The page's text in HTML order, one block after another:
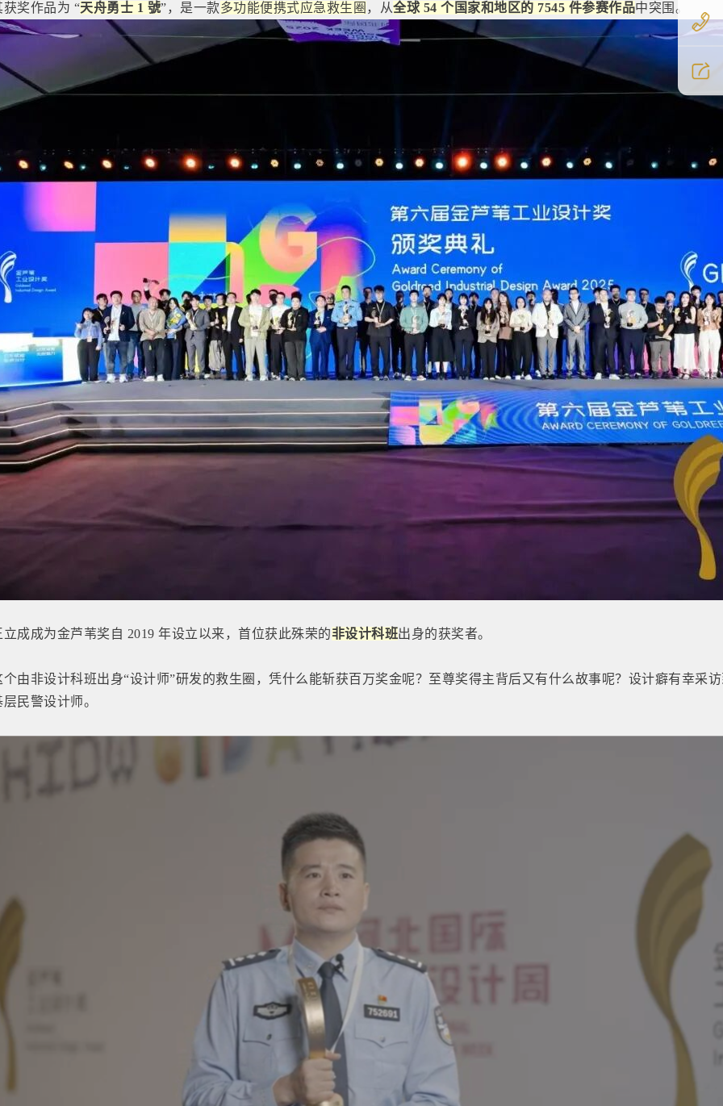
获奖作品为 “天舟勇士 1 號”，是一款多功能便携式应急救生圈 ，从全球 54 个国家和地区的 7545 件参赛作品中突围。
立成成为金芦苇奖自 2019 年设立以来，首位获此殊荣的非设计科班出身的获奖者。
个由非设计科班出身“设计师”研发的救生圈，凭什么能斩获百万奖金呢？至尊奖得主背后又有什么故事呢？设计癖有幸采
层民警设计师。